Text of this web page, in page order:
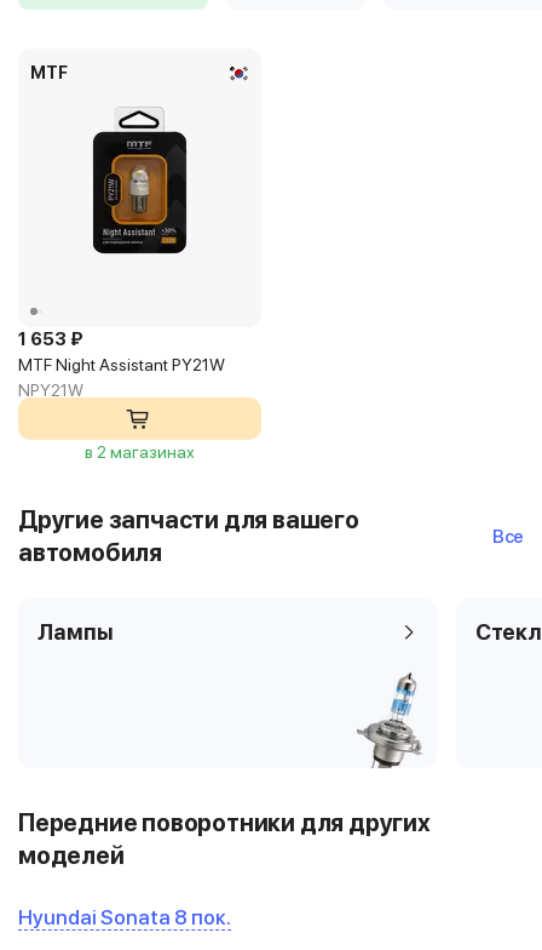
MTF
1 653 ₽
MTF Night Assistant PY21W
NPY21W
в 2 магазинах
Другие запчасти для вашего
автомобиля
Все
Лампы
Передние поворотники для других
моделей
Hyundai Sonata 8 пок.